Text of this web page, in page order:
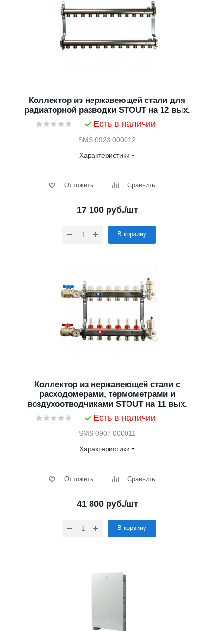
Коллектор из нержавеющей стали для
радиаторной разводки STOUT на 12 вых.
Есть в наличии
SMS 0923 000012
Характеристики
Отложить Сравнить
17 100руб./шт
В корзину
Коллектор из нержавеющей стали с
расходомерами, термометрами и
воздухоотводчиками STOUT на 11 вых.
Есть в наличии
SMS 0907 000011
Характеристики
Отложить Сравнить
41 800руб./шт
В корзину